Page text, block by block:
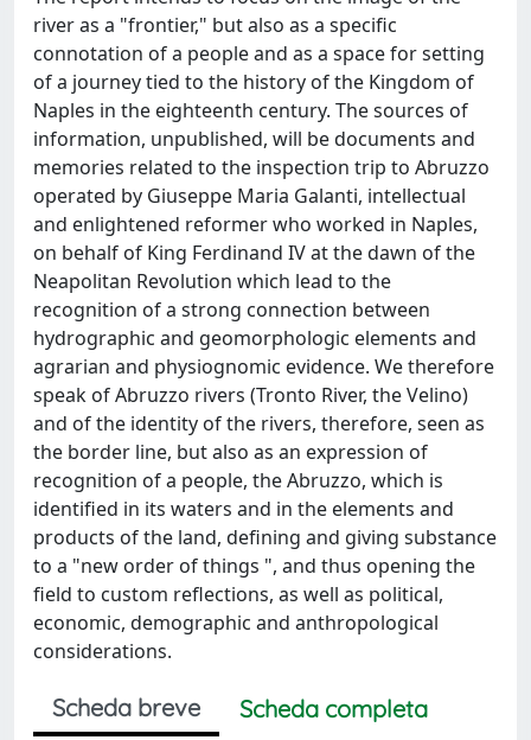
river as a "frontier," but also as a specific
connotation of a people and as a space for setting
of a journey tied to the history of the Kingdom of
Naples in the eighteenth century. The sources of
information, unpublished, will be documents and
memories related to the inspection trip to Abruzzo
operated by Giuseppe Maria Galanti, intellectual
and enlightened reformer who worked in Naples,
on behalf of King Ferdinand IV at the dawn of the
Neapolitan Revolution which lead to the
recognition of a strong connection between
hydrographic and geomorphologic elements and
agrarian and physiognomic evidence. We therefore
speak of Abruzzo rivers (Tronto River, the Velino)
and of the identity of the rivers, therefore, seen as
the border line, but also as an expression of
recognition of a people, the Abruzzo, which is
identified in its waters and in the elements and
products of the land, defining and giving substance
to a "new order of things ", and thus opening the
field to custom reflections, as well as political,
economic, demographic and anthropological
considerations.
Scheda breve
Scheda completa